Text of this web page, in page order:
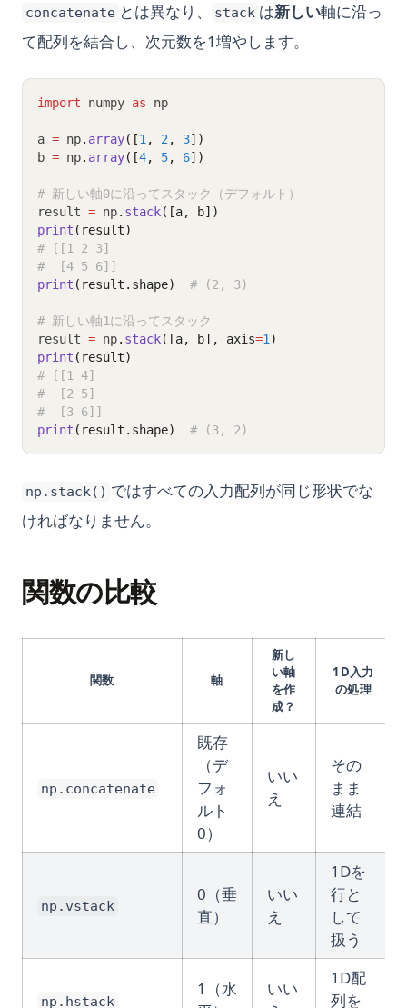
concatenate とは異なり、 stack は新しい軸に沿っ
て配列を結合し、次元数を1増やします。
import numpy as np
a = np. array([1 , 2 , 3])
b = np. array([4, 5, 6])
# 新しい軸0に沿ってスタック（デフォルト）
result = np. stack([a, b])
print (result)
# [[1 2 3]
#  [4 5 6]]
print (result.shape) # (2, 3)
# 新しい軸1に沿ってスタック
result = np. stack([a, b], axis=1 )
print (result)
# [[1 4]
#  [2 5]
#  [3 6]]
print (result.shape) # (3, 2)
np.stack() ではすべての入力配列が同じ形状でな
ければなりません。
関数の比較
関数 軸
新し
い軸
を作
成？
1D入力
の処理
np.concatenate
既存
（デ
フォ
ルト
0）
いい
え
その
まま
連結
np.vstack
0（垂
直）
いい
え
1Dを
行と
して
扱う
np.hstack
1（水
いい
1D配
列を